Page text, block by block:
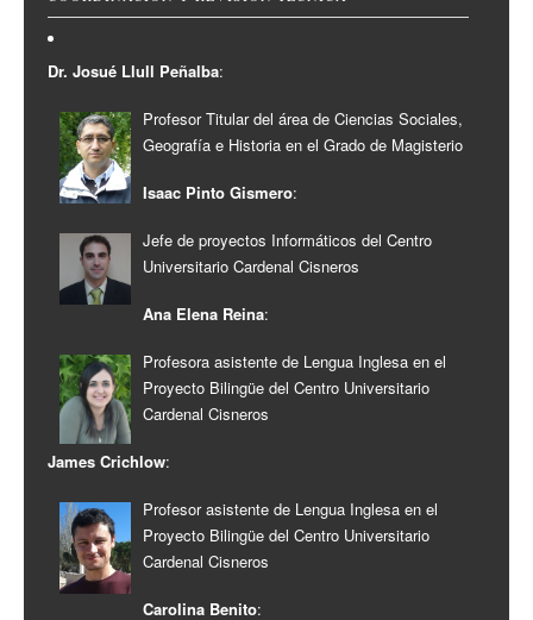
Dr. Josué Llull Peñalba:
Profesor Titular del área de Ciencias Sociales,
Geografía e Historia en el Grado de Magisterio
Isaac Pinto Gismero:
Jefe de proyectos Informáticos del Centro
Universitario Cardenal Cisneros
Ana Elena Reina:
Profesora asistente de Lengua Inglesa en el
Proyecto Bilingüe del Centro Universitario
Cardenal Cisneros
James Crichlow:
Profesor asistente de Lengua Inglesa en el
Proyecto Bilingüe del Centro Universitario
Cardenal Cisneros
Carolina Benito: